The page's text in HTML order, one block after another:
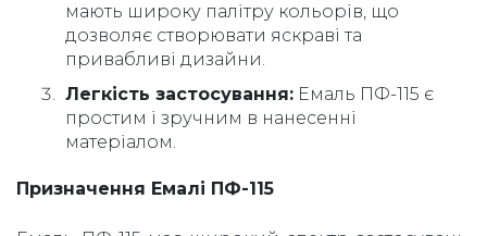
мають широку палітру кольорів, що
дозволяє створювати яскраві та
привабливі дизайни.
Легкість застосування: Емаль ПФ-115 є
простим і зручним в нанесенні
матеріалом.
Призначення Емалі ПФ-115